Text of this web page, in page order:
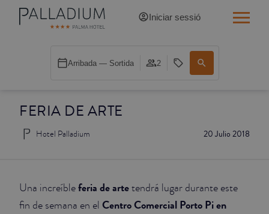
FERIA DE ARTE
20 Julio 2018
Hotel Palladium
Una increíbleferia de artetendrá lugar durante este
fin de semana en el Centro Comercial Porto Pi en
Iniciar sessió
Arribada — Sortida 2
INDIVIDUAL BALCÓ CATEDRAL
DOBLE RED
DOBLE WHITE